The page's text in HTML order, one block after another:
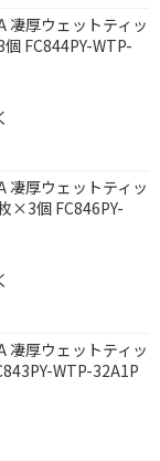
凄厚ウェットティッ
FC844PY-WTP-
凄厚ウェットティッ
×3個 FC846PY-
凄厚ウェットティッ
WTP-32A1P